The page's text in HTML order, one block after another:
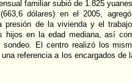
familiar subió de 1.825
dólares) en el 2005,
presión de la vivienda y el
hijos en la edad mediana, así
sondeo. El centro realizó los
referencia a los encargados de